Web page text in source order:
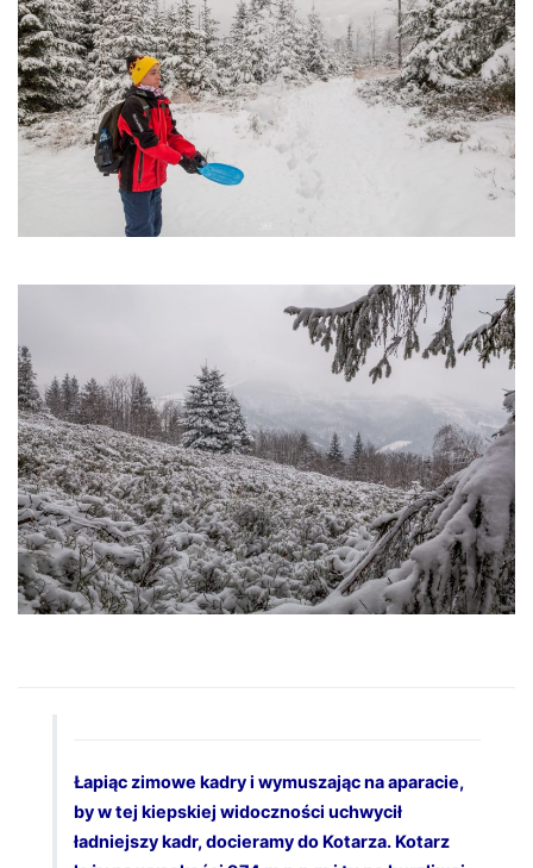
Łapiąc zimowe kadry i wymuszając na aparacie,
by w tej kiepskiej widoczności uchwycił
ładniejszy kadr, docieramy do Kotarza. Kotarz